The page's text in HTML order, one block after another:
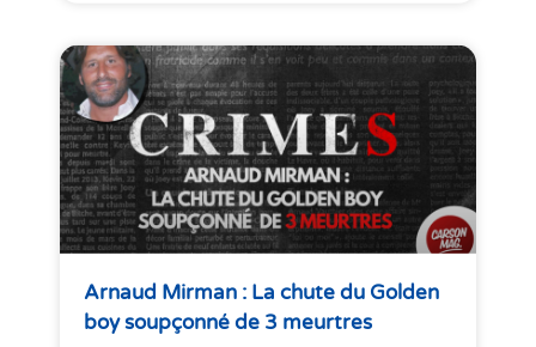
Arnaud Mirman : La chute du Golden
boy soupçonné de 3 meurtres